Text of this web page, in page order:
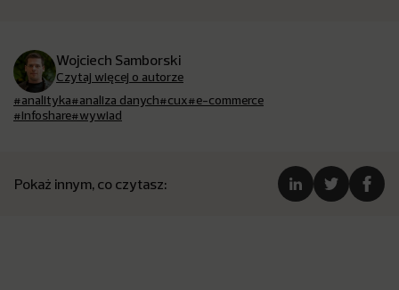
Wojciech Samborski
Czytaj więcej o autorze
#analityka#analiza danych#cux#e-commerce
#infoshare#wywiad
Pokaż innym, co czytasz: